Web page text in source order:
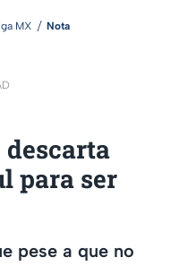
MX Nota
descarta
para ser
pese a que no